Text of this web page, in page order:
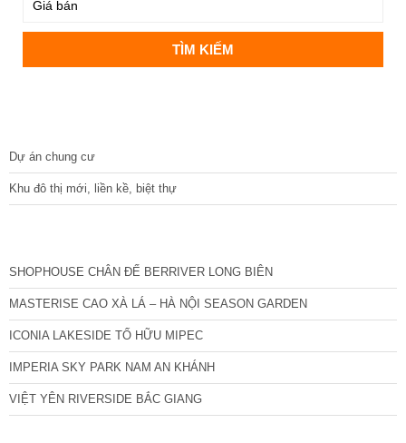
Dự án chung cư
Khu đô thị mới, liền kề, biệt thự
SHOPHOUSE CHÂN ĐẾ BERRIVER LONG BIÊN
MASTERISE CAO XÀ LÁ – HÀ NỘI SEASON GARDEN
ICONIA LAKESIDE TỐ HỮU MIPEC
IMPERIA SKY PARK NAM AN KHÁNH
VIỆT YÊN RIVERSIDE BẮC GIANG